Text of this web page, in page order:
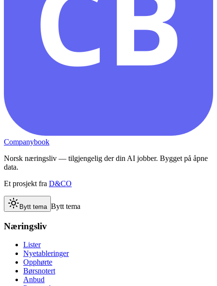
Companybook
Norsk næringsliv — tilgjengelig der din AI jobber. Bygget på åpne
data.
Et prosjekt fra D&CO
Bytt tema Bytt tema
Næringsliv
Lister
Nyetableringer
Opphørte
Børsnotert
Anbud